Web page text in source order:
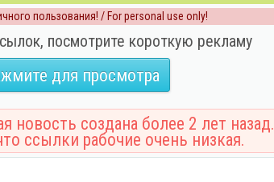
пользования! / For personal use only!
посмотрите короткую рекламу
для просмотра
новость создана более 2 лет назад.
ссылки рабочие очень низкая.